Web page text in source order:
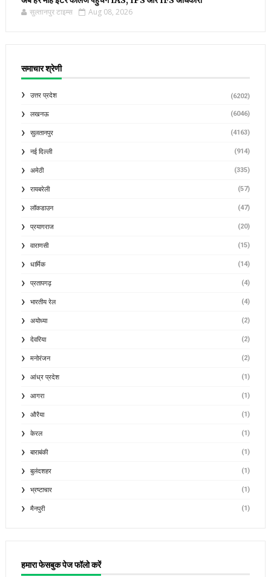
सुल्तानपुर टाइम्स Aug 08, 2026
समाचार श्रेणी
उत्तर प्रदेश (6202)
लखनऊ (6046)
सुलतानपुर (4163)
नई दिल्ली (914)
अमेठी (335)
रायबरेली (57)
लॉकडाउन (47)
प्रयागराज (20)
वाराणसी (15)
धार्मिक (14)
प्रतापगढ़ (4)
भारतीय रेल (4)
अयोध्या (2)
देवरिया (2)
मनोरंजन (2)
आंध्र प्रदेश (1)
आगरा (1)
औरैया (1)
केरल (1)
बाराबंकी (1)
बुलंदशहर (1)
भ्रष्टाचार (1)
मैनपुरी (1)
हमारा फेसबुक पेज फॉलो करें